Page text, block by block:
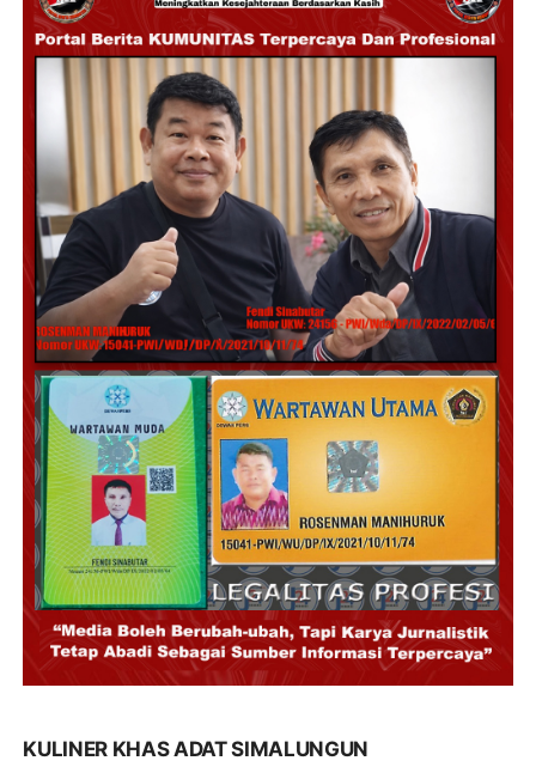
KULINER KHAS ADAT SIMALUNGUN